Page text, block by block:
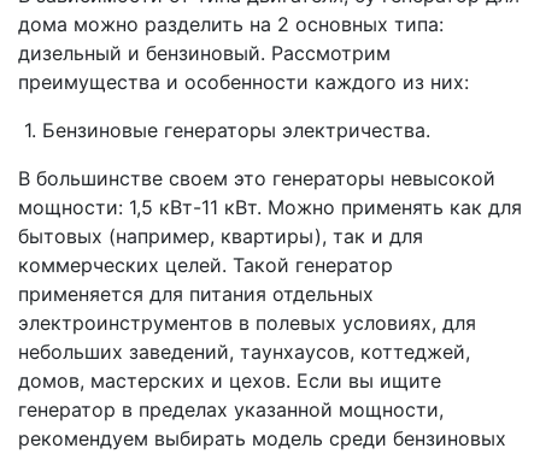
дома можно разделить на 2 основных типа:
дизельный и бензиновый. Рассмотрим
преимущества и особенности каждого из них:
1. Бензиновые генераторы электричества.
В большинстве своем это генераторы невысокой
мощности: 1,5 кВт-11 кВт. Можно применять как для
бытовых (например, квартиры), так и для
коммерческих целей. Такой генератор
применяется для питания отдельных
электроинструментов в полевых условиях, для
небольших заведений, таунхаусов, коттеджей,
домов, мастерских и цехов. Если вы ищите
генератор в пределах указанной мощности,
рекомендуем выбирать модель среди бензиновых